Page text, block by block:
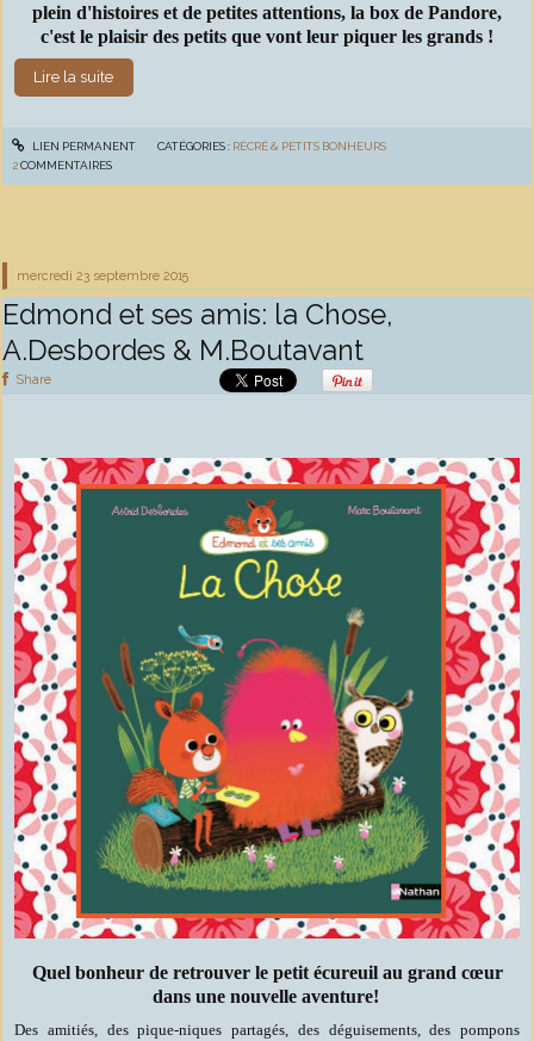
plein d'histoires et de petites attentions, la box de Pandore,
c'est le plaisir des petits que vont leur piquer les grands !
Lire la suite
LIEN PERMANENT CATÉGORIES : RÉCRÉ & PETITS BONHEURS
2COMMENTAIRES
mercredi 23 septembre 2015
Edmond et ses amis: la Chose,
A.Desbordes & M.Boutavant
Share
Quel bonheur de retrouver le petit écureuil au grand cœur
dans une nouvelle aventure!
Des amitiés, des pique-niques partagés, des déguisements, des pompons